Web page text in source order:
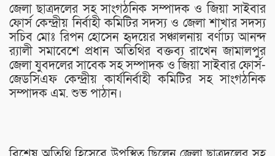
জেলা ছাত্রদলের সহ সাংগঠনিক সম্পাদক ও জিয়া সাইবার
ফোর্স কেন্দ্রীয় নির্বাহী কমিটির সদস্য ও জেলা শাখার সদস্য
সচিব মোঃ রিপন হোসেন হৃদয়ের সঞ্চালনায় বর্ণাঢ্য আনন্দ
র‍্যালী সমাবেশে প্রধান অতিথির বক্তব্য রাখেন জামালপুর
জেলা যুবদলের সাবেক সহ সম্পাদক ও জিয়া সাইবার ফোর্স-
জেডসিএফ কেন্দ্রীয় কার্যনির্বাহী কমিটির সহ সাংগঠনিক
সম্পাদক এম. শুভ পাঠান।